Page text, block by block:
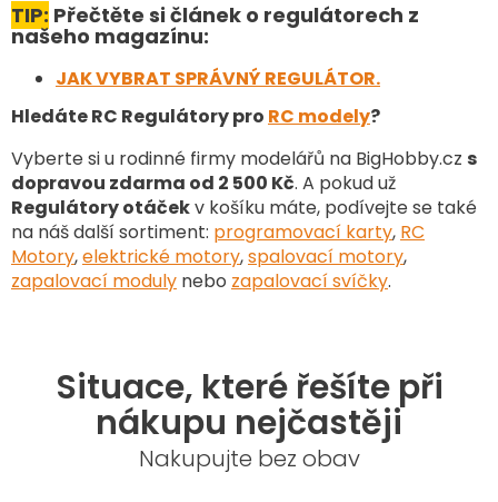
s
TIP: Přečtěte si článek o regulátorech z
našeho magazínu:
JAK VYBRAT SPRÁVNÝ REGULÁTOR.
Hledáte RC Regulátory pro RC modely?
Vyberte si u rodinné firmy modelářů na BigHobby.cz s
dopravou zdarma od 2 500 Kč. A pokud už
Regulátory otáčekv košíku máte, podívejte se také
na náš další sortiment: programovací karty, RC
Motory,elektrické motory,spalovací motory,
zapalovací moduly nebo zapalovací svíčky.
Situace, které řešíte při
nákupu nejčastěji
Nakupujte bez obav